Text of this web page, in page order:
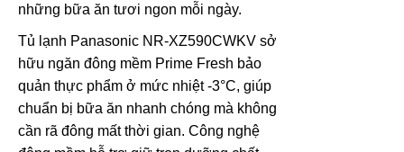
những bữa ăn tươi ngon mỗi ngày.
Tủ lạnh Panasonic NR-XZ590CWKV sở
hữu ngăn đông mềm Prime Fresh bảo
quản thực phẩm ở mức nhiệt -3°C, giúp
chuẩn bị bữa ăn nhanh chóng mà không
cần rã đông mất thời gian. Công nghệ